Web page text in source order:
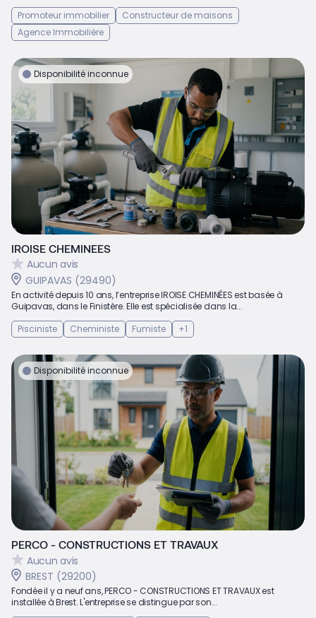
Promoteur immobilier
Constructeur de maisons
Agence Immobilière
Disponibilité inconnue
IROISE CHEMINEES
Aucun avis
GUIPAVAS (29490)
En activité depuis 10 ans, l’entreprise IROISE CHEMINÉES est basée à
Guipavas, dans le Finistère. Elle est spécialisée dans la...
Pisciniste
Cheministe Fumiste +1
Disponibilité inconnue
PERCO - CONSTRUCTIONS ET TRAVAUX
Aucun avis
BREST (29200)
Fondée il y a neuf ans, PERCO - CONSTRUCTIONS ET TRAVAUX est
installée à Brest. L'entreprise se distingue par son...